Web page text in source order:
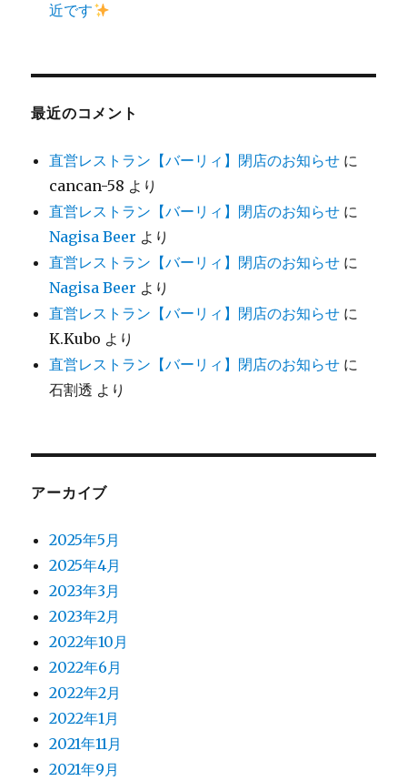
近です
最近のコメント
直営レストラン【バーリィ】閉店のお知らせ に
cancan-58 より
直営レストラン【バーリィ】閉店のお知らせ に
Nagisa Beer より
直営レストラン【バーリィ】閉店のお知らせ に
Nagisa Beer より
直営レストラン【バーリィ】閉店のお知らせ に
K.Kubo より
直営レストラン【バーリィ】閉店のお知らせ に
石割透 より
アーカイブ
2025年5月
2025年4月
2023年3月
2023年2月
2022年10月
2022年6月
2022年2月
2022年1月
2021年11月
2021年9月